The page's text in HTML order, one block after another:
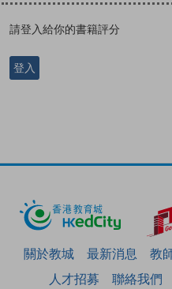
請登入給你的書籍評分
登入
關於教城 最新消息 教
人才招募
聯絡我們